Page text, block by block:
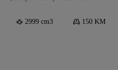
2999 cm3
150 KM